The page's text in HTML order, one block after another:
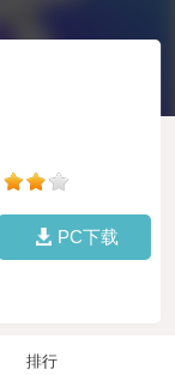
PC下载
排行